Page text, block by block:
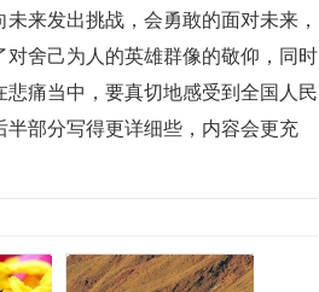
来发出挑战，会勇敢的面对未来，
舍己为人的英雄群像的敬仰，同时
痛当中，要真切地感受到全国人民
部分写得更详细些，内容会更充